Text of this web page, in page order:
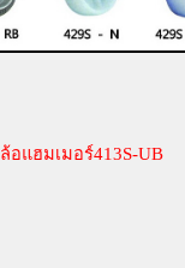
อแฮมเมอร์413S-UB